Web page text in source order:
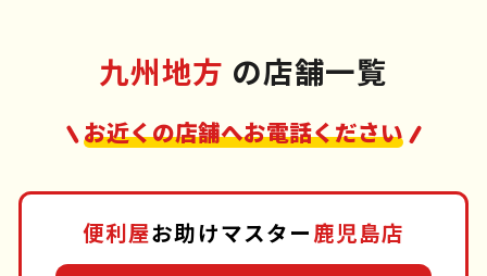
九州地方 の店舗一覧
お近くの店舗へお電話ください
便利屋お助けマスター鹿児島店